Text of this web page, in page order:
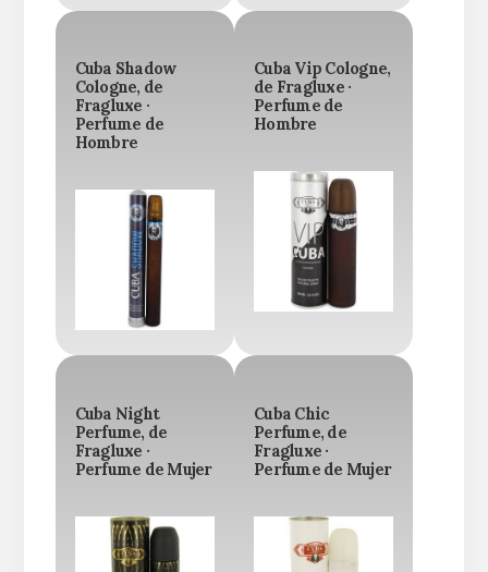
Cuba Shadow
Cologne, de
Fragluxe ·
Perfume de
Hombre
Cuba Vip Cologne,
de Fragluxe ·
Perfume de
Hombre
Cuba Night
Perfume, de
Fragluxe ·
Perfume de Mujer
Cuba Chic
Perfume, de
Fragluxe ·
Perfume de Mujer